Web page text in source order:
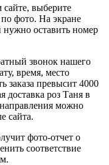
выберите
фото. На экране
нужно оставить номер
звонок нашего
время, место
заказа превысит 4000
доставка роз Таня в
можно
сайта.
фото-отчет о
соответствие